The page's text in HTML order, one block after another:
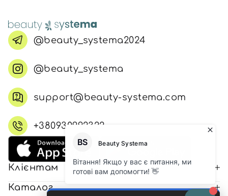
@beauty_systema2024
@beauty_systema
support@beauty-systema.com
+380930992322
Клієнтам
Каталог